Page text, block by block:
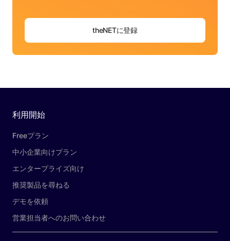
theNETに登録
利用開始
Freeプラン
中小企業向けプラン
エンタープライズ向け
推奨製品を尋ねる
デモを依頼
営業担当者へのお問い合わせ